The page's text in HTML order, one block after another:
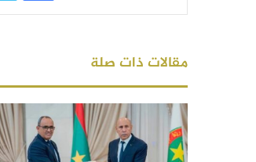
مقالات ذات صلة